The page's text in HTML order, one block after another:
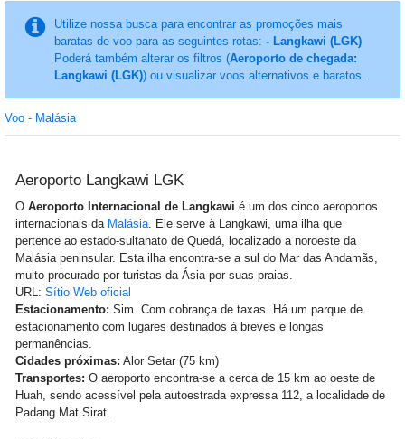
Utilize nossa busca para encontrar as promoções mais
baratas de voo para as seguintes rotas: - Langkawi (LGK)
Poderá também alterar os filtros (Aeroporto de chegada:
Langkawi (LGK)) ou visualizar voos alternativos e baratos.
Voo - Malásia
Aeroporto Langkawi LGK
O Aeroporto Internacional de Langkawi é um dos cinco aeroportos
internacionais da Malásia. Ele serve à Langkawi, uma ilha que
pertence ao estado-sultanato de Quedá, localizado a noroeste da
Malásia peninsular. Esta ilha encontra-se a sul do Mar das Andamãs,
muito procurado por turistas da Ásia por suas praias.
URL: Sítio Web oficial
Estacionamento: Sim. Com cobrança de taxas. Há um parque de
estacionamento com lugares destinados à breves e longas
permanências.
Cidades próximas: Alor Setar (75 km)
Transportes: O aeroporto encontra-se a cerca de 15 km ao oeste de
Huah, sendo acessível pela autoestrada expressa 112, a localidade de
Padang Mat Sirat.